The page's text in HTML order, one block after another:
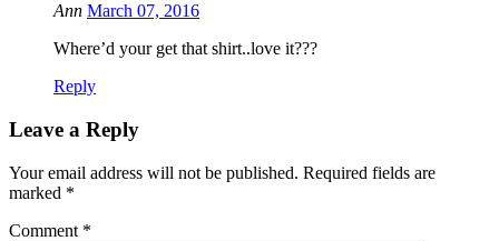
Ann March 07, 2016
Where’d your get that shirt..love it???
Reply
Leave a Reply
Your email address will not be published. Required fields are
marked *
Comment *